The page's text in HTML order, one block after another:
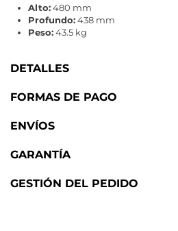
Alto:480 mm
Profundo:438 mm
Peso:43.5 kg
DETALLES
FORMAS DE PAGO
ENVÍOS
GARANTÍA
GESTIÓN DEL PEDIDO